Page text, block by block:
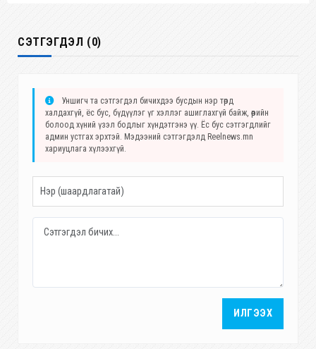
СЭТГЭГДЭЛ (0)
Уншигч та сэтгэгдэл бичихдээ бусдын нэр төрд
халдахгүй, ёс бус, бүдүүлэг үг хэллэг ашиглахгүй байж, өөрийн
болоод хүний үзэл бодлыг хүндэтгэнэ үү. Ёс бус сэтгэгдлийг
админ устгах эрхтэй. Мэдээний сэтгэгдэлд Reelnews.mn
хариуцлага хүлээхгүй.
ИЛГЭЭХ